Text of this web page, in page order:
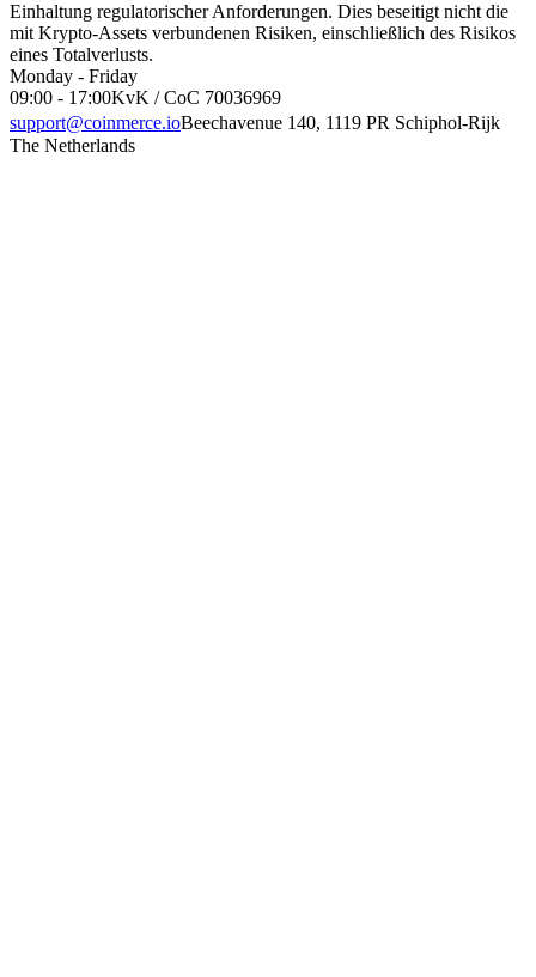
Einhaltung regulatorischer Anforderungen. Dies beseitigt nicht die
mit Krypto-Assets verbundenen Risiken, einschließlich des Risikos
eines Totalverlusts.
Monday - Friday
09:00 - 17:00KvK / CoC 70036969
support@coinmerce.ioBeechavenue 140, 1119 PR Schiphol-Rijk
The Netherlands